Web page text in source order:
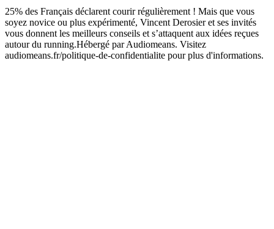
25% des Français déclarent courir régulièrement ! Mais que vous
soyez novice ou plus expérimenté, Vincent Derosier et ses invités
vous donnent les meilleurs conseils et s’attaquent aux idées reçues
autour du running.Hébergé par Audiomeans. Visitez
audiomeans.fr/politique-de-confidentialite pour plus d'informations.